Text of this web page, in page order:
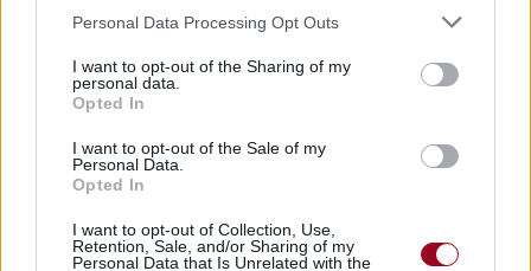
Personal Data Processing Opt Outs
I want to opt-out of the Sharing of my
personal data.
Opted In
I want to opt-out of the Sale of my
Personal Data.
Opted In
I want to opt-out of Collection, Use,
Retention, Sale, and/or Sharing of my
Personal Data that Is Unrelated with the